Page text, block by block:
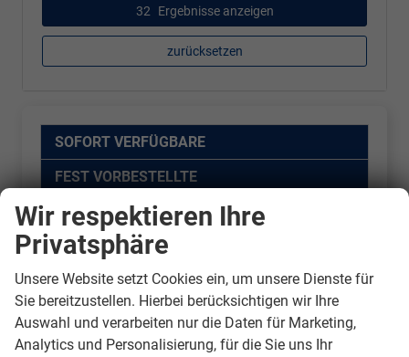
32 Ergebnisse anzeigen
zurücksetzen
SOFORT VERFÜGBARE
FEST VORBESTELLTE
GEBRAUCHTWAGEN
Geparkte Fahrzeuge (0)
Anmelden
Wir respektieren Ihre
Privatsphäre
Unsere Website setzt Cookies ein, um unsere Dienste für
Sie bereitzustellen. Hierbei berücksichtigen wir Ihre
Auswahl und verarbeiten nur die Daten für Marketing,
Analytics und Personalisierung, für die Sie uns Ihr